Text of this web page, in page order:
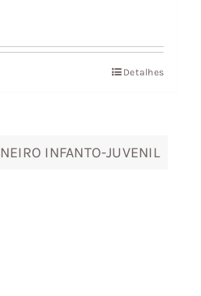
Detalhes
INFANTO-JUVENIL